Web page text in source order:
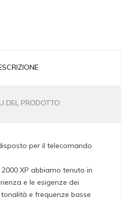
DEL PRODOTTO
per il telecomando
XP abbiamo tenuto in
e le esigenze dei
e frequenze basse